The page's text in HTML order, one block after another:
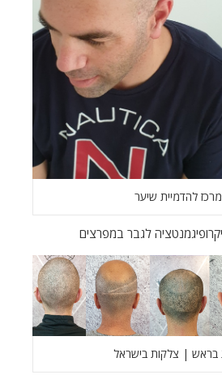
להדמיית שיער
לגבר במפרצים
בראש | צלקות בישראל